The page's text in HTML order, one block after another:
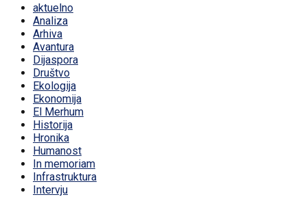
aktuelno
Analiza
Arhiva
Avantura
Dijaspora
Društvo
Ekologija
Ekonomija
El Merhum
Historija
Hronika
Humanost
In memoriam
Infrastruktura
Intervju